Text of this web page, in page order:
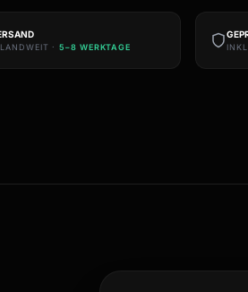
·5–8 WERKTAGE